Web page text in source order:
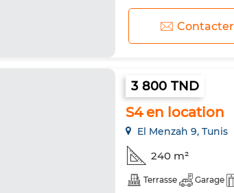
Contacter
3 800 TND
S4 en location
El Menzah 9, Tunis
240 m²
Terrasse Garage